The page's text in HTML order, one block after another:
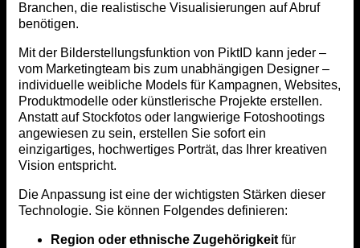
Branchen, die realistische Visualisierungen auf Abruf
benötigen.
Mit der Bilderstellungsfunktion von PiktID kann jeder –
vom Marketingteam bis zum unabhängigen Designer –
individuelle weibliche Models für Kampagnen, Websites,
Produktmodelle oder künstlerische Projekte erstellen.
Anstatt auf Stockfotos oder langwierige Fotoshootings
angewiesen zu sein, erstellen Sie sofort ein
einzigartiges, hochwertiges Porträt, das Ihrer kreativen
Vision entspricht.
Die Anpassung ist eine der wichtigsten Stärken dieser
Technologie. Sie können Folgendes definieren:
Region oder ethnische Zugehörigkeit für